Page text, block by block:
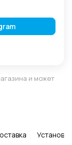
и может
Установка